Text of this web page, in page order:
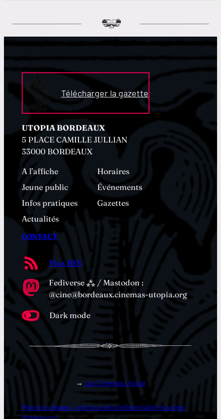
Télécharger la gazette
UTOPIA BORDEAUX
5 PLACE CAMILLE JULLIAN
33000 BORDEAUX
A l’affiche
Horaires
Jeune public
Événements
Infos pratiques
Gazettes
Actualités
CONTACT
Flux RSS
Fediverse ⁂ / Mastodon :
@cine@bordeaux.cinemas-utopia.org
Dark mode
→ Les Cinémas Utopia
Mentions légales, politique de confidentialité et autres